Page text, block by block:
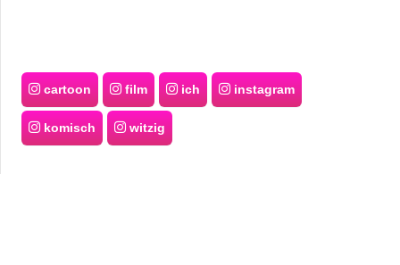
cartoon film ich instagram
komisch witzig